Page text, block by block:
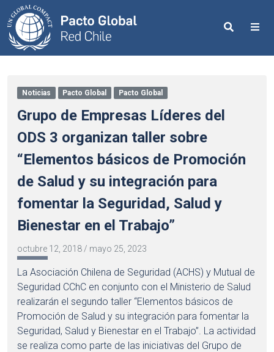
Search
Noticias Pacto Global Pacto Global
Grupo de Empresas Líderes del
ODS 3 organizan taller sobre
“Elementos básicos de Promoción
de Salud y su integración para
fomentar la Seguridad, Salud y
Bienestar en el Trabajo”
octubre 12, 2018 / mayo 25, 2023
La Asociación Chilena de Seguridad (ACHS) y Mutual de
Seguridad CChC en conjunto con el Ministerio de Salud
realizarán el segundo taller “Elementos básicos de
Promoción de Salud y su integración para fomentar la
Seguridad, Salud y Bienestar en el Trabajo”. La actividad
se realiza como parte de las iniciativas del Grupo de